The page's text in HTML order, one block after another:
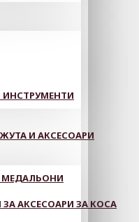
И АКСЕСОАРИ
МЕДАЛЬОНИ
АКСЕСОАРИ ЗА КОСА